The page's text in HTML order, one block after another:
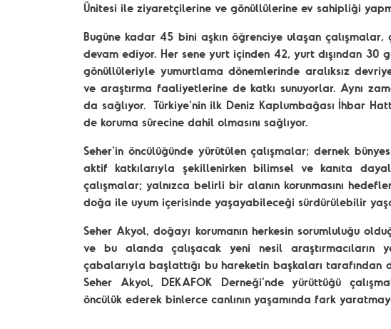
Ünitesi ile ziyaretçilerine ve gönüllülerine ev sahipliği
Bugüne kadar 45 bini aşkın öğrenciye ulaşan
devam ediyor. Her sene yurt içinden 42, yurt dışından 30
gönüllüleriyle yumurtlama dönemlerinde aralıksız
ve araştırma faaliyetlerine de katkı sunuyorlar. Aynı
da sağlıyor. Türkiye’nin ilk Deniz Kaplumbağası İhbar
de koruma sürecine dahil olmasını sağlıyor.
Seher’in öncülüğünde yürütülen çalışmalar; dernek
aktif katkılarıyla şekillenirken bilimsel ve kanıta
çalışmalar; yalnızca belirli bir alanın korunmasını
doğa ile uyum içerisinde yaşayabileceği sürdürülebilir
Seher Akyol, doğayı korumanın herkesin sorumluluğu
ve bu alanda çalışacak yeni nesil araştırmacıların
çabalarıyla başlattığı bu hareketin başkaları
Seher Akyol, DEKAFOK Derneği’nde yürüttüğü
öncülük ederek binlerce canlının yaşamında fark